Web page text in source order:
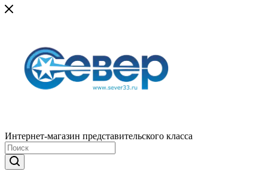
Интернет-магазин представительского класса